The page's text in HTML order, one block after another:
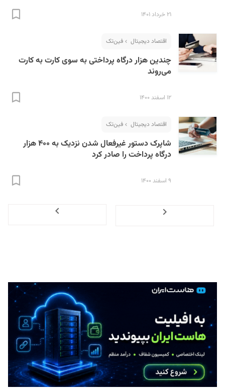
۲۱ خرداد ۱۴۰۱
اقتصاد دیجیتال فین‌تک
چندین هزار درگاه پرداختی به سوی کارت به کارت
می‌روند
۱۲ اسفند ۱۴۰۰
اقتصاد دیجیتال فین‌تک
شاپرک دستور غیرفعال شدن نزدیک به ۴۰۰ هزار
درگاه پرداخت را صادر کرد
۹ اسفند ۱۴۰۰